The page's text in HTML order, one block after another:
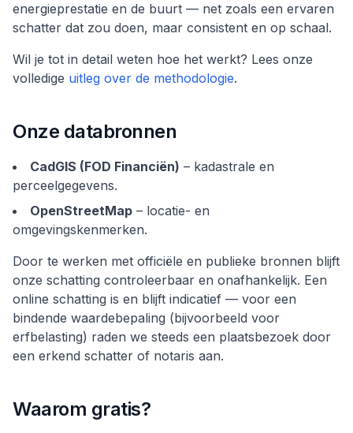
energieprestatie en de buurt — net zoals een ervaren
schatter dat zou doen, maar consistent en op schaal.
Wil je tot in detail weten hoe het werkt? Lees onze
volledige uitleg over de methodologie.
Onze databronnen
CadGIS (FOD Financiën) – kadastrale en
perceelgegevens.
OpenStreetMap – locatie- en
omgevingskenmerken.
Door te werken met officiële en publieke bronnen blijft
onze schatting controleerbaar en onafhankelijk. Een
online schatting is en blijft indicatief — voor een
bindende waardebepaling (bijvoorbeeld voor
erfbelasting) raden we steeds een plaatsbezoek door
een erkend schatter of notaris aan.
Waarom gratis?